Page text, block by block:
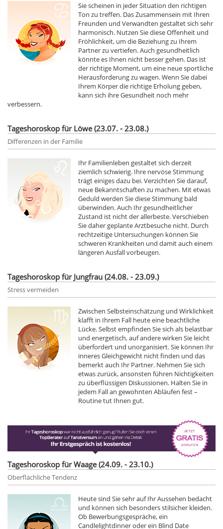
Sie scheinen in jeder Situation den richtigen
Ton zu treffen. Das Zusammensein mit Ihren
Freunden und Verwandten gestaltet sich sehr
harmonisch. Nutzen Sie diese Offenheit und
Fröhlichkeit, um die Beziehung zu Ihrem
Partner zu vertiefen. Auch gesundheitlich
könnte es Ihnen nicht besser gehen. Das ist
der richtige Moment, um eine neue sportliche
Herausforderung zu wagen. Wenn Sie dabei
Ihrem Körper die richtige Erholung geben,
kann sich ihre Gesundheit noch mehr
verbessern.
Tageshoroskop für Löwe (23.07. - 23.08.)
Differenzen in der Familie
Ihr Familienleben gestaltet sich derzeit
ziemlich schwierig. Ihre nervöse Stimmung
trägt einiges dazu bei. Verzichten Sie darauf,
neue Bekanntschaften zu machen. Mit etwas
Geduld werden Sie diese Stimmung bald
überwinden. Auch Ihr gesundheitlicher
Zustand ist nicht der allerbeste. Verschieben
Sie daher geplante Arztbesuche nicht. Durch
rechtzeitige Untersuchungen können Sie
schweren Krankheiten und damit auch einem
längeren Ausfall vorbeugen.
Tageshoroskop für Jungfrau (24.08. - 23.09.)
Stress vermeiden
Zwischen Selbsteinschätzung und Wirklichkeit
klafft in Ihrem Fall heute eine beachtliche
Lücke. Selbst empfinden Sie sich als belastbar
und energetisch, auf andere wirken Sie leicht
überfordert und unorganisiert. Sie können Ihr
inneres Gleichgewicht nicht finden und das
bemerkt auch Ihr Partner. Nehmen Sie sich
etwas zurück, ansonsten führen Nichtigkeiten
zu überflüssigen Diskussionen. Halten Sie in
jedem Fall an gewohnten Abläufen fest –
Routine tut Ihnen gut.
Tageshoroskop für Waage (24.09. - 23.10.)
Oberflächliche Tendenz
Heute sind Sie sehr auf Ihr Aussehen bedacht
und können sich besonders stilsicher kleiden.
Ob Bewerbungsgespräche, ein
Candlelightdinner oder ein Blind Date